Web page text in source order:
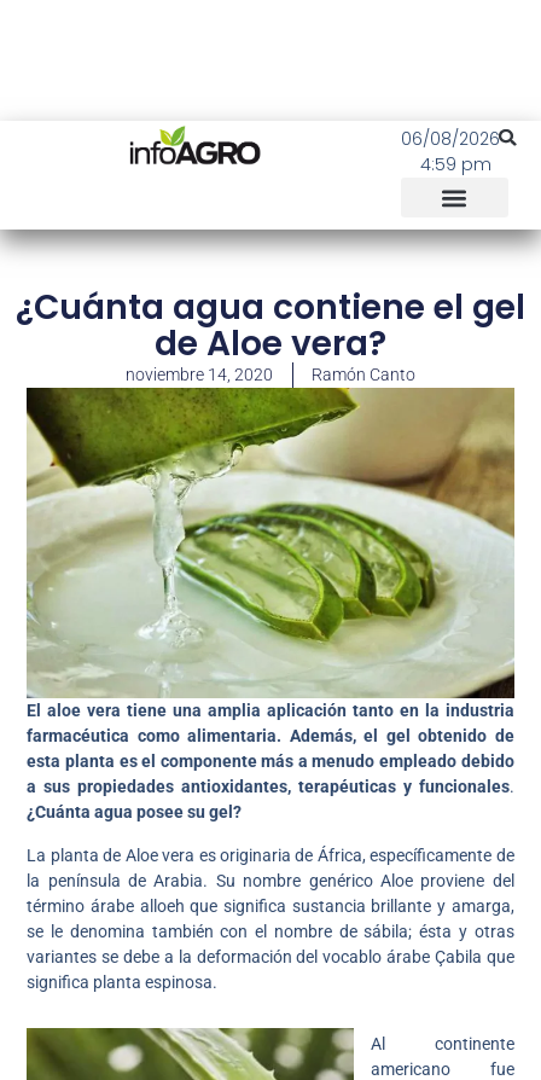
06/08/2026
4:59 pm
¿Cuánta agua contiene el gel
de Aloe vera?
noviembre 14, 2020 Ramón Canto
El aloe vera tiene una amplia aplicación tanto en la industria
farmacéutica como alimentaria. Además, el gel obtenido de
esta planta es el componente más a menudo empleado debido
a sus propiedades antioxidantes, terapéuticas y funcionales.
¿Cuánta agua posee su gel?
La planta de Aloe vera es originaria de África, específicamente de
la península de Arabia. Su nombre genérico Aloe proviene del
término árabe alloeh que significa sustancia brillante y amarga,
se le denomina también con el nombre de sábila; ésta y otras
variantes se debe a la deformación del vocablo árabe Çabila que
significa planta espinosa.
Al continente
americano fue